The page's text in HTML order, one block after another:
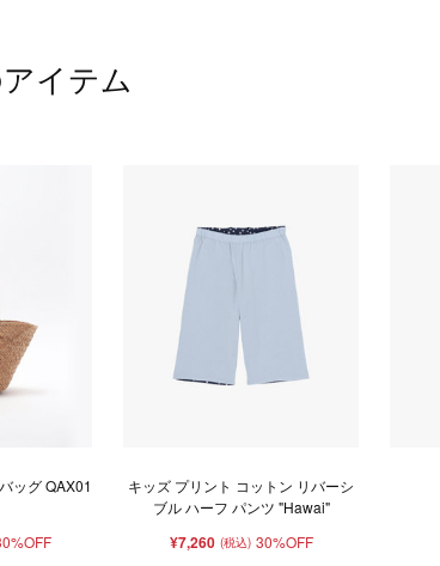
イテム
ッグ QAX01
キッズ プリント コットン リバーシ
ブル ハーフ パンツ "Hawai"
¥7,260 (税込) 30%OFF